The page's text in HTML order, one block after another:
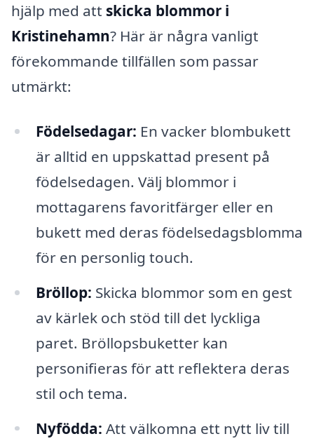
hjälp med att skicka blommor i
Kristinehamn? Här är några vanligt
förekommande tillfällen som passar
utmärkt:
Födelsedagar: En vacker blombukett
är alltid en uppskattad present på
födelsedagen. Välj blommor i
mottagarens favoritfärger eller en
bukett med deras födelsedagsblomma
för en personlig touch.
Bröllop: Skicka blommor som en gest
av kärlek och stöd till det lyckliga
paret. Bröllopsbuketter kan
personifieras för att reflektera deras
stil och tema.
Nyfödda: Att välkomna ett nytt liv till